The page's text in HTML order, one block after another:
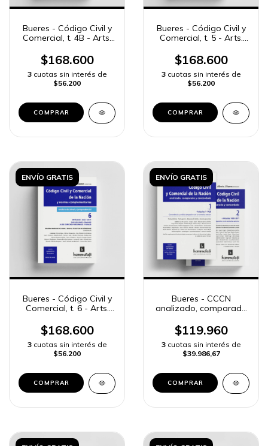
Bueres - Código Civil y
Comercial, t. 4B - Arts.
$168.600
3 cuotas sin interés de
$56.200
COMPRAR
Bueres - Código Civil y
Comercial, t. 5 - Arts.
$168.600
3 cuotas sin interés de
$56.200
COMPRAR
ENVÍO GRATIS
Bueres - Código Civil y
Comercial, t. 6 - Arts.
$168.600
3 cuotas sin interés de
$56.200
COMPRAR
ENVÍO GRATIS
Bueres - CCCN
analizado, comparado
$119.960
3 cuotas sin interés de
$39.986,67
COMPRAR